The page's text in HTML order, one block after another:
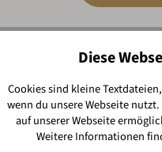
Diese
Cookies sind kleine
wenn du unsere Webseite
auf unserer Webseite
Weitere Informationen